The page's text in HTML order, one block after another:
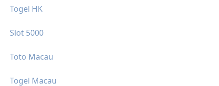
Togel HK
Slot 5000
Toto Macau
Togel Macau